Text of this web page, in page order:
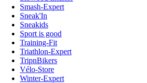
Smash-Expert
Sneak'In
Sneakids
Sport is good
Training-Fit
Triathlon-Expert
TripnBikers
Vélo-Store
Winter-Expert